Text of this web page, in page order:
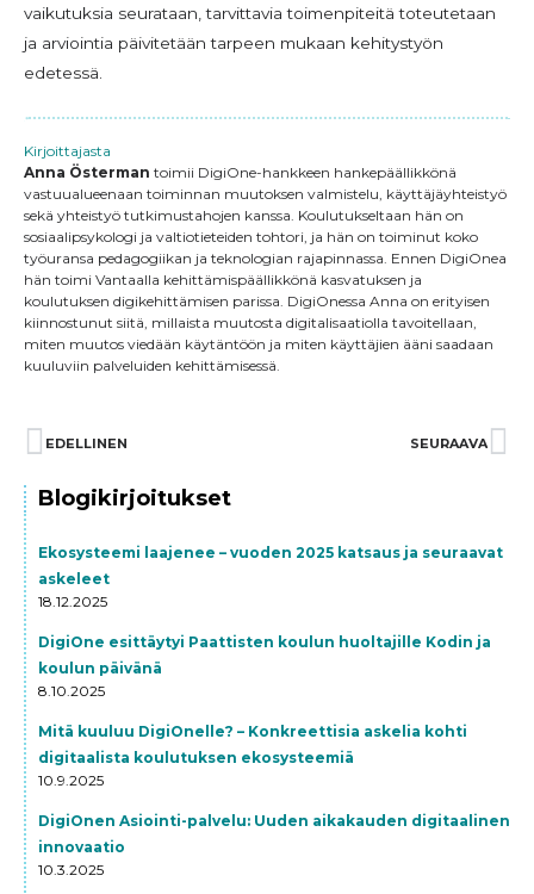
vaikutuksia seurataan, tarvittavia toimenpiteitä toteutetaan
ja arviointia päivitetään tarpeen mukaan kehitystyön
edetessä.
Kirjoittajasta
Anna Österman toimii DigiOne-hankkeen hankepäällikkönä
vastuualueenaan toiminnan muutoksen valmistelu, käyttäjäyhteistyö
sekä yhteistyö tutkimustahojen kanssa. Koulutukseltaan hän on
sosiaalipsykologi ja valtiotieteiden tohtori, ja hän on toiminut koko
työuransa pedagogiikan ja teknologian rajapinnassa. Ennen DigiOnea
hän toimi Vantaalla kehittämispäällikkönä kasvatuksen ja
koulutuksen digikehittämisen parissa. DigiOnessa Anna on erityisen
kiinnostunut siitä, millaista muutosta digitalisaatiolla tavoitellaan,
miten muutos viedään käytäntöön ja miten käyttäjien ääni saadaan
kuuluviin palveluiden kehittämisessä.
Prev
EDELLINEN SEURAAVA
Blogikirjoitukset
Ekosysteemi laajenee – vuoden 2025 katsaus ja seuraavat
askeleet
18.12.2025
DigiOne esittäytyi Paattisten koulun huoltajille Kodin ja
koulun päivänä
8.10.2025
Mitä kuuluu DigiOnelle? – Konkreettisia askelia kohti
digitaalista koulutuksen ekosysteemiä
10.9.2025
DigiOnen Asiointi-palvelu: Uuden aikakauden digitaalinen
innovaatio
10.3.2025